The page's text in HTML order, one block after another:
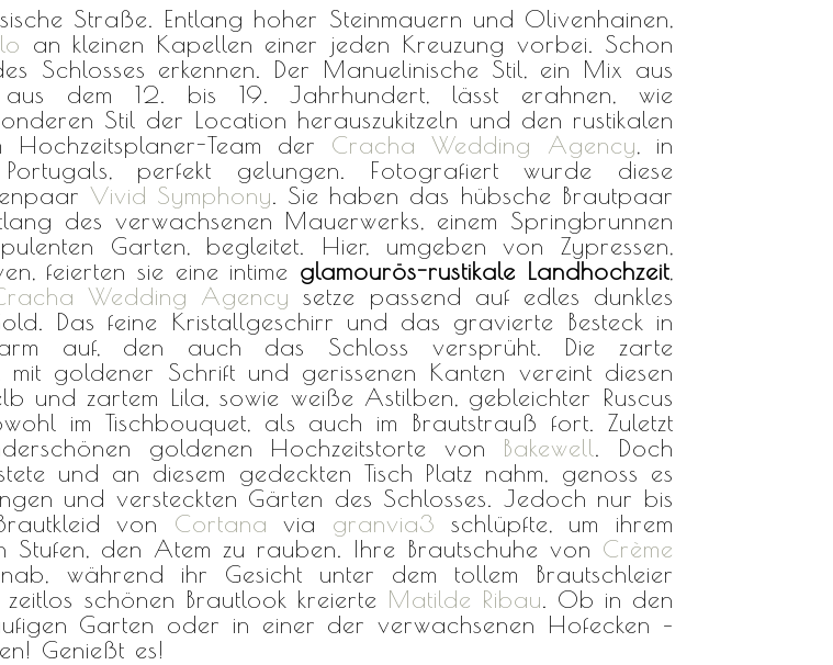
Straße. Entlang hoher Steinmauern und Olivenhainen,
an kleinen Kapellen einer jeden Kreuzung vorbei. Schon
Schlosses erkennen. Der Manuelinische Stil, ein Mix aus
aus dem 12. bis 19.Jahrhundert, lässt erahnen, wie
Stil der Location herauszukitzeln und den rustikalen
Team der Cracha Wedding Agency, in
perfekt gelungen. Fotografiert wurde diese
Vivid Symphony. Sie haben das hübsche Brautpaar
des verwachsenen Mauerwerks, einem Springbrunnen
Garten, begleitet. Hier, umgeben von Zypressen,
feierten sie eine intime glamourös-rustikale Landhochzeit,
Wedding Agency setze passend auf edles dunkles
Das feine Kristallgeschirr und das gravierte Besteck in
auf, den auch das Schloss versprüht. Die zarte
goldener Schrift und gerissenen Kanten vereint diesen
und zartem Lila, sowie weiße Astilben, gebleichter Ruscus
im Tischbouquet, als auch im Brautstrauß fort. Zuletzt
goldenen Hochzeitstorte von Bakewell. Doch
und an diesem gedeckten Tisch Platz nahm, genoss es
und versteckten Gärten des Schlosses. Jedoch nur bis
von Cortana via granvia3 schlüpfte, um ihrem
Stufen, den Atem zu rauben. Ihre Brautschuhe von Crème
während ihr Gesicht unter dem tollem Brautschleier
schönen Brautlook kreierte Matilde Ribau. Ob in den
Garten oder in einer der verwachsenen Hofecken –
Genießt es!